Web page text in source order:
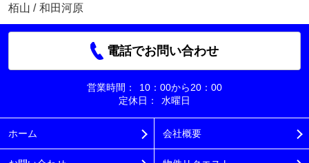
栢山 / 和田河原
電話でお問い合わせ
営業時間：
10：00から20：00
定休日：
水曜日
ホーム 会社概要